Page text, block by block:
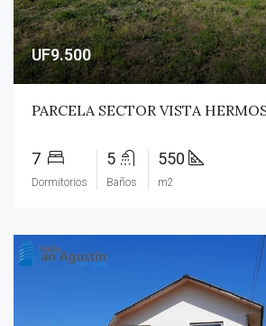
UF9.500
PARCELA SECTOR VISTA
7
Dormitorios
5
Baños
550
m2